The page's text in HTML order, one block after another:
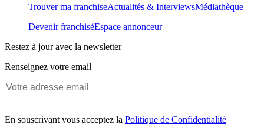
Trouver ma franchiseActualités & InterviewsMédiathèque
Devenir franchiséEspace annonceur
Restez à jour avec la newsletter
Renseignez votre email
En souscrivant vous acceptez la Politique de Confidentialité